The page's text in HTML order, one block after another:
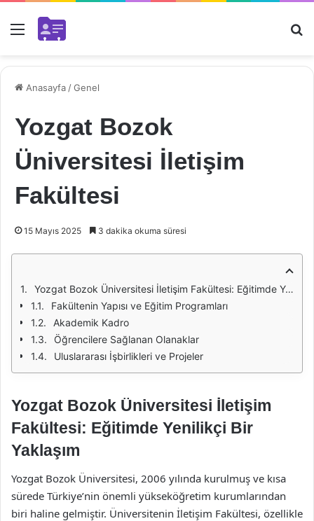
Menü
Anasayfa /Genel
Yozgat Bozok
Üniversitesi İletişim
Fakültesi
15 Mayıs 2025 3 dakika okuma süresi
Yozgat Bozok Üniversitesi İletişim Fakültesi: Eğitimde Yenilikçi Bir Yaklaşım
Fakültenin Yapısı ve Eğitim Programları
Akademik Kadro
Öğrencilere Sağlanan Olanaklar
Uluslararası İşbirlikleri ve Projeler
Yozgat Bozok Üniversitesi İletişim
Fakültesi: Eğitimde Yenilikçi Bir
Yaklaşım
Yozgat Bozok Üniversitesi, 2006 yılında kurulmuş ve kısa
sürede Türkiye’nin önemli yükseköğretim kurumlarından
biri haline gelmiştir. Üniversitenin İletişim Fakültesi, özellikle